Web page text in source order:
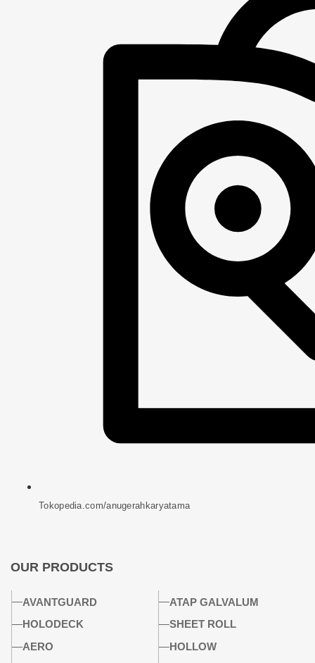
Tokopedia.com/anugerahkaryatama
OUR PRODUCTS
AVANTGUARD
HOLODECK
AERO
ATAP GALVALUM
SHEET ROLL
HOLLOW